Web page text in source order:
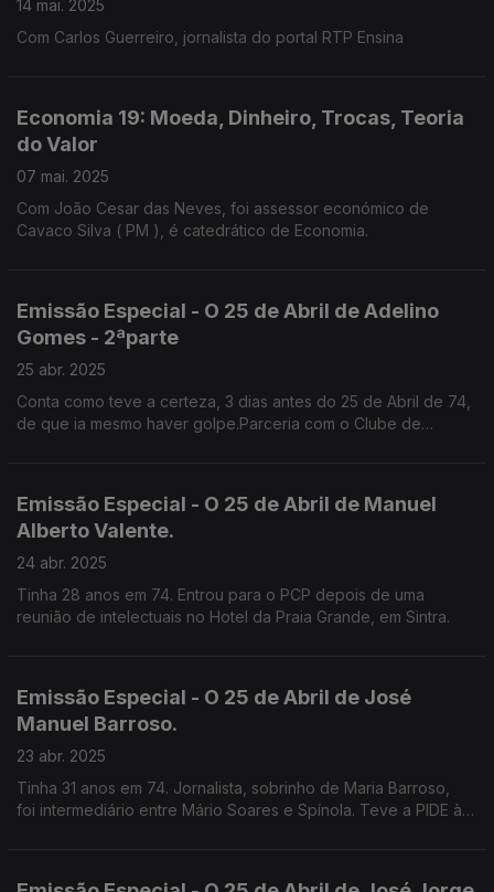
14 mai. 2025
Com Carlos Guerreiro, jornalista do portal RTP Ensina
Economia 19: Moeda, Dinheiro, Trocas, Teoria
do Valor
07 mai. 2025
Com João Cesar das Neves, foi assessor económico de
Cavaco Silva ( PM ), é catedrático de Economia.
Emissão Especial - O 25 de Abril de Adelino
Gomes - 2ªparte
25 abr. 2025
Conta como teve a certeza, 3 dias antes do 25 de Abril de 74,
de que ia mesmo haver golpe.Parceria com o Clube de
Emissão Especial - O 25 de Abril de Manuel
Alberto Valente.
24 abr. 2025
Tinha 28 anos em 74. Entrou para o PCP depois de uma
reunião de intelectuais no Hotel da Praia Grande, em Sintra.
Emissão Especial - O 25 de Abril de José
Manuel Barroso.
23 abr. 2025
Tinha 31 anos em 74. Jornalista, sobrinho de Maria Barroso,
foi intermediário entre Mário Soares e Spínola. Teve a PIDE à